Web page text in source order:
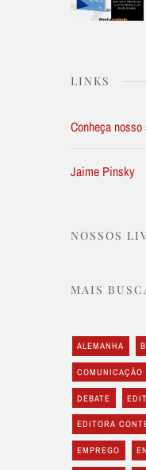
LINKS
Conheça
Jaime Pinsky
NOSSOS
MAIS
ALEMANHA
COMUNICAÇÃO
DEBATE
EDITORA
EMPREGO